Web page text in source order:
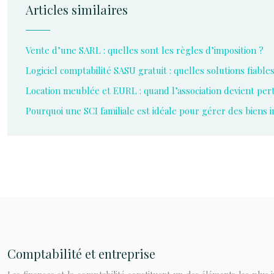
Articles similaires
Vente d’une SARL : quelles sont les règles d’imposition ?
Logiciel comptabilité SASU gratuit : quelles solutions
Location meublée et EURL : quand l’association devient
Pourquoi une SCI familiale est idéale pour gérer des biens
Comptabilité et entreprise